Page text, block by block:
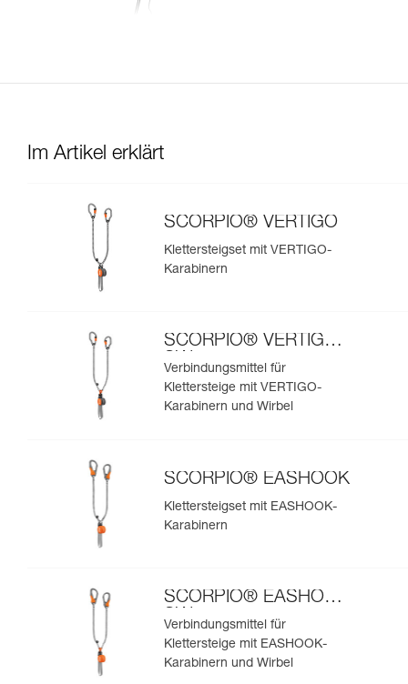
Im Artikel erklärt
SCORPIO® VERTIGO
Klettersteigset mit VERTIGO-
Karabinern
SCORPIO® VERTIGO
SW
Verbindungsmittel für
Klettersteige mit VERTIGO-
Karabinern und Wirbel
SCORPIO® EASHOOK
Klettersteigset mit EASHOOK-
Karabinern
SCORPIO® EASHOOK
SW
Verbindungsmittel für
Klettersteige mit EASHOOK-
Karabinern und Wirbel